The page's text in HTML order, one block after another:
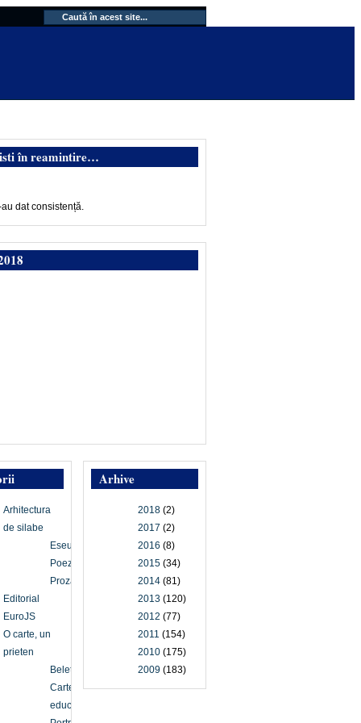
în reamintire…
dat consistență.
Arhive
2018 (2)
2017 (2)
2016 (8)
2015 (34)
2014 (81)
2013 (120)
2012 (77)
2011 (154)
2010 (175)
2009 (183)
Arhitectura
de silabe
Eseu
Poezie
Proză
Editorial
EuroJS
O carte, un
prieten
Beletristică
Carte
educațională